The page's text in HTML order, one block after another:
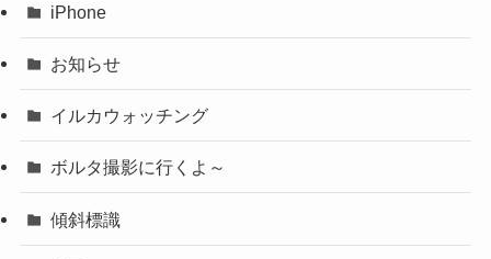
iPhone
お知らせ
イルカウォッチング
ボルタ撮影に行くよ～
傾斜標識